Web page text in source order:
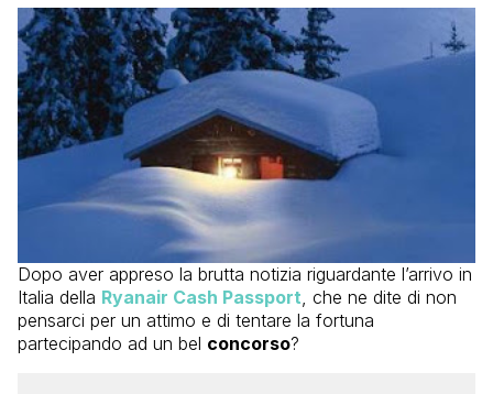
Dopo aver appreso la brutta notizia riguardante l’arrivo in
Italia della Ryanair Cash Passport , che ne dite di non
pensarci per un attimo e di tentare la fortuna
partecipando ad un bel concorso?